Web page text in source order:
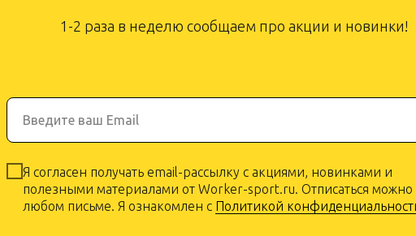
1-2 раза в неделю сообщаем про акции и новинки!
Введите ваш Email
Я согласен получать email-рассылку с акциями, новинками и
полезными материалами от Worker-sport.ru. Отписаться можно
любом письме. Я ознакомлен с Политикой